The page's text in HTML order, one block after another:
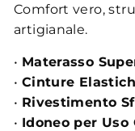
Comfort vero,
artigianale.
• Materasso
• Cinture
• Rivestimento
• Idoneo per